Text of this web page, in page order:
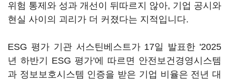
위험 통제와 성과 개선이 뒤따르지 않아, 기업 공시와
현실 사이의 괴리가 더 커졌다는 지적입니다.
ESG 평가 기관 서스틴베스트가 17일 발표한 '2025
년 하반기 ESG 평가'에 따르면 안전보건경영시스템
과 정보보호시스템 인증을 받은 기업 비율은 전년 대